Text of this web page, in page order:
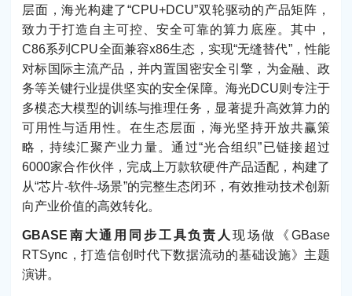
层面，海光构建了“CPU+DCU”双轮驱动的产品矩阵，
致力于打造自主可控、安全可靠的算力底座。其中，
C86系列CPU全面兼容x86生态，实现“无缝替代”，性能
对标国际主流产品，并内置国密安全引擎，为金融、政
务等关键行业提供坚实的安全保障。海光DCU则专注于
多模态大模型的训练与推理任务，显著提升高效算力的
可用性与适用性。在生态层面，海光坚持开放共赢策
略，持续汇聚产业力量。通过“光合组织”已链接超过
6000家合作伙伴，完成上万款软硬件产品适配，构建了
从“芯片-软件-场景”的完整生态闭环，有效推动技术创新
向产业价值的高效转化。
GBASE南大通用同步工具负责人 现场做《GBase
RTSync，打造信创时代下数据流动的基础设施》主题
演讲。